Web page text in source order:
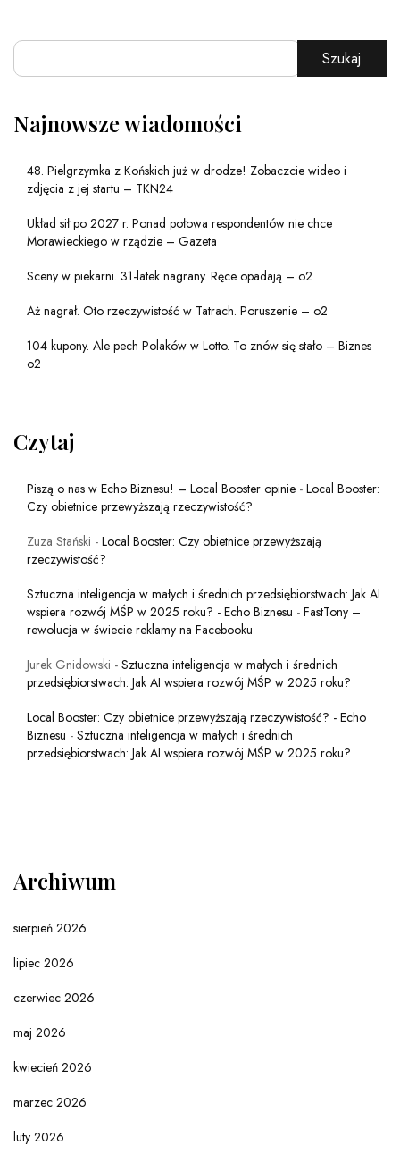
Szukaj
Najnowsze wiadomości
48. Pielgrzymka z Końskich już w drodze! Zobaczcie wideo i
zdjęcia z jej startu – TKN24
Układ sił po 2027 r. Ponad połowa respondentów nie chce
Morawieckiego w rządzie – Gazeta
Sceny w piekarni. 31-latek nagrany. Ręce opadają – o2
Aż nagrał. Oto rzeczywistość w Tatrach. Poruszenie – o2
104 kupony. Ale pech Polaków w Lotto. To znów się stało – Biznes
o2
Czytaj
Piszą o nas w Echo Biznesu! – Local Booster opinie - Local Booster:
Czy obietnice przewyższają rzeczywistość?
Zuza Stański - Local Booster: Czy obietnice przewyższają
rzeczywistość?
Sztuczna inteligencja w małych i średnich przedsiębiorstwach: Jak AI
wspiera rozwój MŚP w 2025 roku? - Echo Biznesu - FastTony –
rewolucja w świecie reklamy na Facebooku
Jurek Gnidowski - Sztuczna inteligencja w małych i średnich
przedsiębiorstwach: Jak AI wspiera rozwój MŚP w 2025 roku?
Local Booster: Czy obietnice przewyższają rzeczywistość? - Echo
Biznesu - Sztuczna inteligencja w małych i średnich
przedsiębiorstwach: Jak AI wspiera rozwój MŚP w 2025 roku?
Archiwum
sierpień 2026
lipiec 2026
czerwiec 2026
maj 2026
kwiecień 2026
marzec 2026
luty 2026